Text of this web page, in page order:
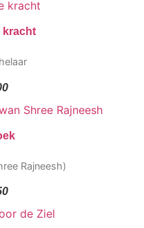
kracht
Rajneesh)